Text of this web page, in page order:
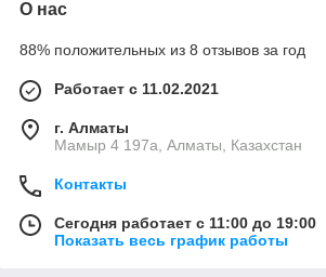
О нас
88% положительных из 8 отзывов за год
Работает с 11.02.2021
г. Алматы
Мамыр 4 197а, Алматы, Казахстан
Контакты
Сегодня работает с 11:00 до 19:00
Показать весь график работы